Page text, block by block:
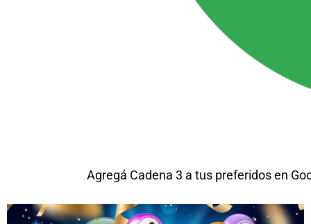
Agregá Cadena 3 a tus preferidos en